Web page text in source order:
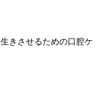
きさせるための口腔ケ